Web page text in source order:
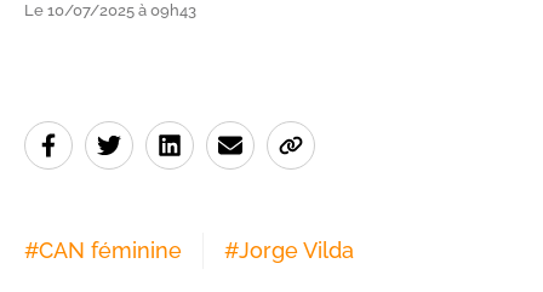
Le 10/07/2025 à 09h43
#CAN féminine #Jorge Vilda